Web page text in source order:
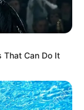
That Can Do It